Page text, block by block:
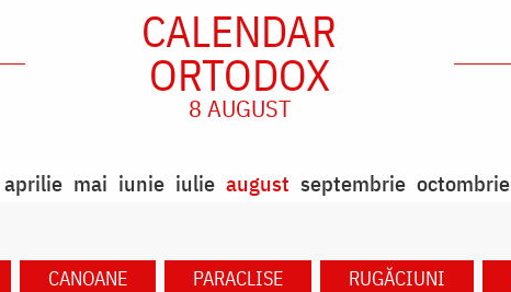
CALENDAR
ORTODOX
8 AUGUST
aprilie mai iunie iulie august septembrie octombrie
CANOANE PARACLISE RUGĂCIUNI